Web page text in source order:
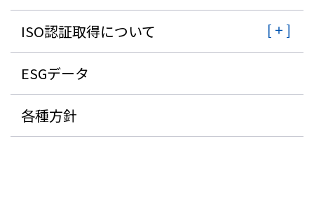
ISO認証取得について
ESGデータ
各種方針